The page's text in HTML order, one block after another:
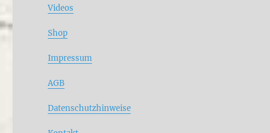
Videos
Shop
Impressum
AGB
Datenschutzhinweise